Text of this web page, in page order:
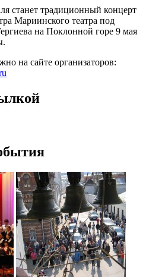
станет традиционный концерт
Мариинского театра под
на Поклонной горе 9 мая
на сайте организаторов: